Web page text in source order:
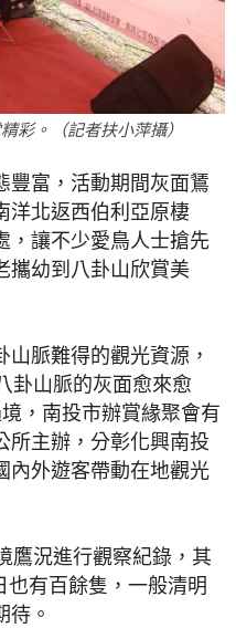
彩。（記者扶小萍攝）
豐富，活動期間灰面鵟
洋北返西伯利亞原棲
，讓不少愛鳥人士搶先
攜幼到八卦山欣賞美
脈難得的觀光資源，
卦山脈的灰面愈來愈
，南投市辦賞緣聚會有
所主辦，分彰化興南投
內外遊客帶動在地觀光
鷹況進行觀察紀錄，其
有百餘隻，一般清明
待。